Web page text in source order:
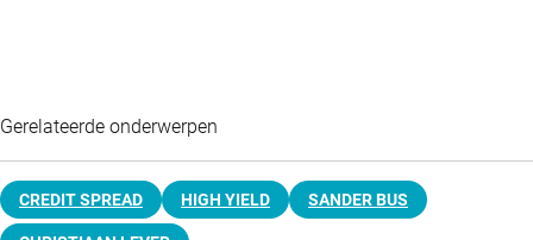
Gerelateerde onderwerpen
CREDIT SPREAD HIGH YIELD SANDER BUS